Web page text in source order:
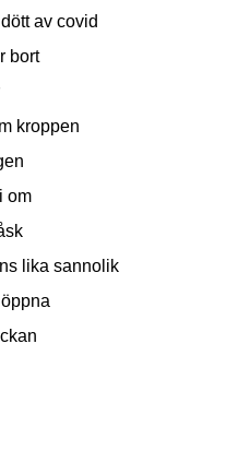
av covid
bort
kroppen
om
lika sannolik